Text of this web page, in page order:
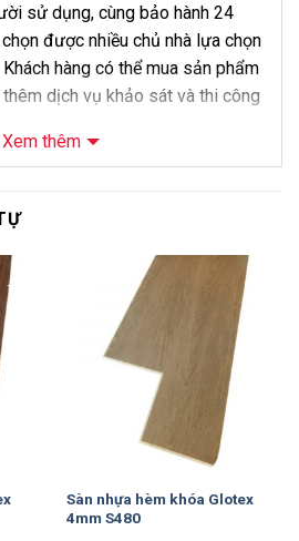
sử dụng, cùng bảo hành 24
được nhiều chủ nhà lựa chọn
hàng có thể mua sản phẩm
dịch vụ khảo sát và thi công
tiết
Nhựa Hobi Wood 4mm Mã H800
H800
Hobi Wood
nhựa hèm khóa lát thẳng
+ 1mm IXPE
Dài 1224 x Rộng 153 mm x Dày 4mm
tấm/hộp
Xem thêm
-14%
Sàn nhựa hèm khóa Glotex
4mm S480